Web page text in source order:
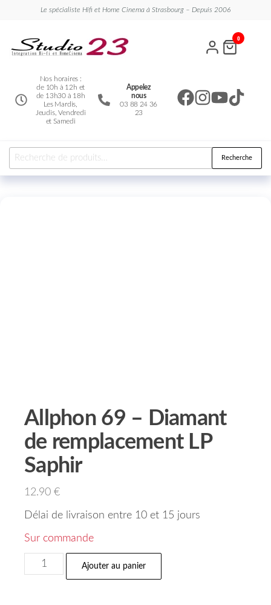
Le spécialiste Hifi et Home Cinema à Strasbourg – Depuis 2006
Nos horaires :
de 10h à 12h et
de 13h30 à 18h
Les Mardis,
Jeudis, Vendredi
et Samedi
Appelez
nous
03 88 24 36
23
0
Recherche
Allphon 69 – Diamant
de remplacement LP
Saphir
12.90 €
Délai de livraison entre 10 et 15 jours
Sur commande
Ajouter au panier